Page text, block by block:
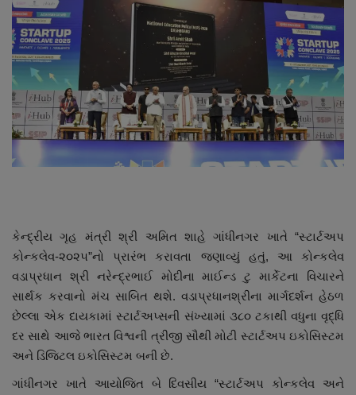
About Author
Contact
Dipotsav Special
આંતરરાષ્ટ્રીય
રાષ્ટ્રીય
જુનાગઢ
Support US
બજારના સમાચાર
નાણાંકીય સમાચાર
કેન્દ્રીય ગૃહ મંત્રી શ્રી અમિત શાહે ગાંધીનગર ખાતે “સ્ટાર્ટઅપ
કોન્કલેવ-૨૦૨૫”નો પ્રારંભ કરાવતા જણાવ્યું હતું, આ કોન્કલેવ
વડાપ્રધાન શ્રી નરેન્દ્રભાઈ મોદીના માઈન્ડ ટુ માર્કેટના વિચારને
સાર્થક કરવાનો મંચ સાબિત થશે. વડાપ્રધાનશ્રીના માર્ગદર્શન હેઠળ
છેલ્લા એક દાયકામાં સ્ટાર્ટઅપ્સની સંખ્યામાં ૩૮૦ ટકાથી વધુના વૃદ્ધિ
દર સાથે આજે ભારત વિશ્વની ત્રીજી સૌથી મોટી સ્ટાર્ટઅપ ઇકોસિસ્ટમ
અને ડિજિટલ ઇકોસિસ્ટમ બની છે.
ગાંધીનગર ખાતે આયોજિત બે દિવસીય “સ્ટાર્ટઅપ કોન્કલેવ અને